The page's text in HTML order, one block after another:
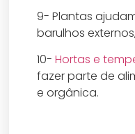
9- Plantas
barulhos
10-Hortas e
fazer parte de
e orgânica.